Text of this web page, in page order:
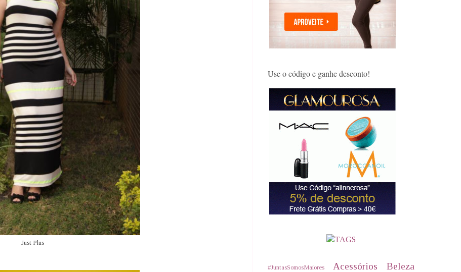
Just Plus
Use o código e ganhe desconto!
#JuntasSomosMaiores Acessórios Beleza